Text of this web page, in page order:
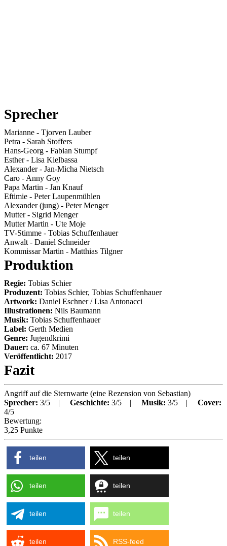
Sprecher
Marianne - Tjorven Lauber
Petra - Sarah Stoffers
Hans-Georg - Fabian Stumpf
Esther- Lisa Kielbassa
Alexander- Jan-Micha Nietsch
Caro - Anny Goy
Papa Martin - Jan Knauf
Eftimie - Peter Laupenmühlen
Alexander (jung) - Peter Menger
Mutter- Sigrid Menger
Mutter Martin - Ute Moje
TV-Stimme - Tobias Schuffenhauer
Anwalt - Daniel Schneider
Kommissar Martin - Matthias Tilgner
Produktion
Regie: Tobias Schier
Produzent: Tobias Schier, Tobias Schuffenhauer
Artwork: Daniel Eschner / Lisa Antonacci
Illustrationen: Nils Baumann
Musik: Tobias Schuffenhauer
Label: Gerth Medien
Genre: Jugendkrimi
Dauer: ca. 67 Minuten
Veröffentlicht: 2017
Fazit
Angriff auf die Sternwarte (eine Rezension von Sebastian)
Sprecher: 3/5 | Geschichte: 3/5 | Musik: 3/5 | Cover:
4/5
Bewertung:
3,25 Punkte
teilen teilen
teilen teilen
teilen teilen
teilen RSS-feed